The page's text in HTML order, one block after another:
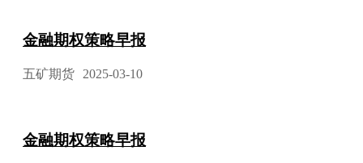
金融期权策略早报
五矿期货 2025-03-10
金融期权策略早报